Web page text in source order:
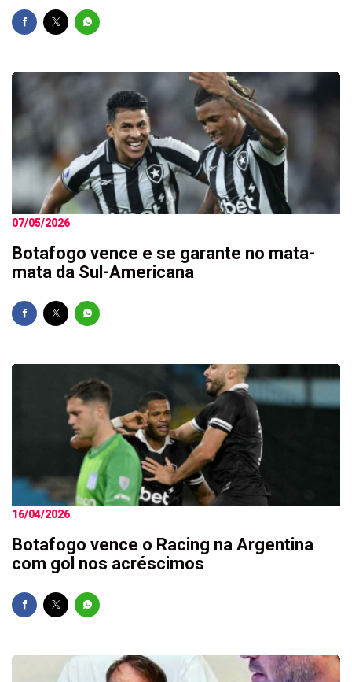
07/05/2026
Botafogo vence e se garante no mata-
mata da Sul-Americana
16/04/2026
Botafogo vence o Racing na Argentina
com gol nos acréscimos